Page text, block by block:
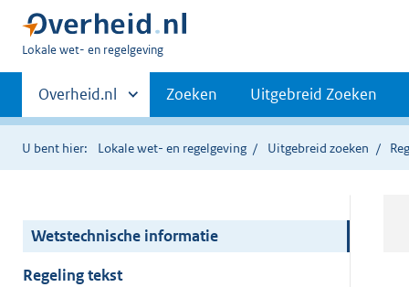
U
hier:
Lokale wet- en regelgeving
Primaire
navigatie
Andere
sites
binnen
Overheid.nl Zoeken Uitgebreid Zoeken
U bent hier: Lokale wet- en regelgeving Uitgebreid zoeken
Wetstechnische informatie
Regeling tekst